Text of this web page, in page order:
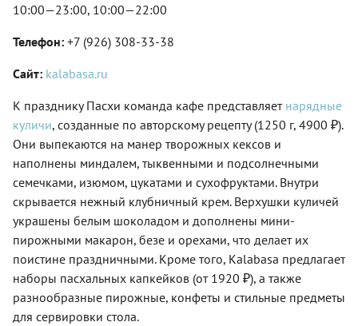
10:00—23:00, 10:00—22:00
Телефон: +7 (926) 308-33-38
Сайт: kalabasa.ru
К празднику Пасхи команда кафе представляет нарядные
куличи, созданные по авторскому рецепту (1250 г, 4900 ₽).
Они выпекаются на манер творожных кексов и
наполнены миндалем, тыквенными и подсолнечными
семечками, изюмом, цукатами и сухофруктами. Внутри
скрывается нежный клубничный крем. Верхушки куличей
украшены белым шоколадом и дополнены мини-
пирожными макарон, безе и орехами, что делает их
поистине праздничными. Кроме того, Kalabasa предлагает
наборы пасхальных капкейков (от 1920 ₽), а также
разнообразные пирожные, конфеты и стильные предметы
для сервировки стола.